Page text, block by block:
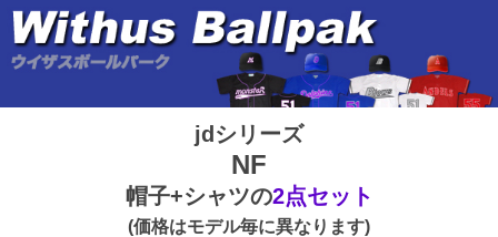
jdシリーズ
NF
帽子+シャツの2点セット
(価格はモデル毎に異なります)